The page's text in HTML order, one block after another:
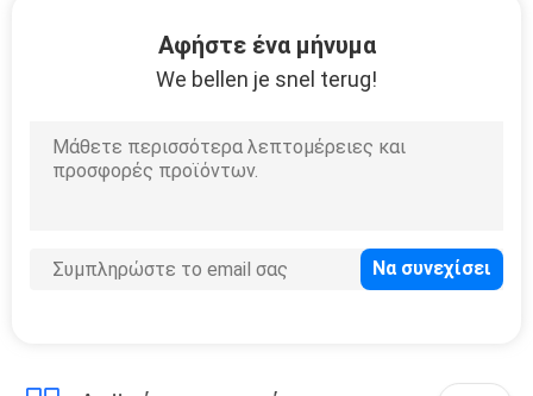
Αφήστε ένα μήνυμα
We bellen je snel terug!